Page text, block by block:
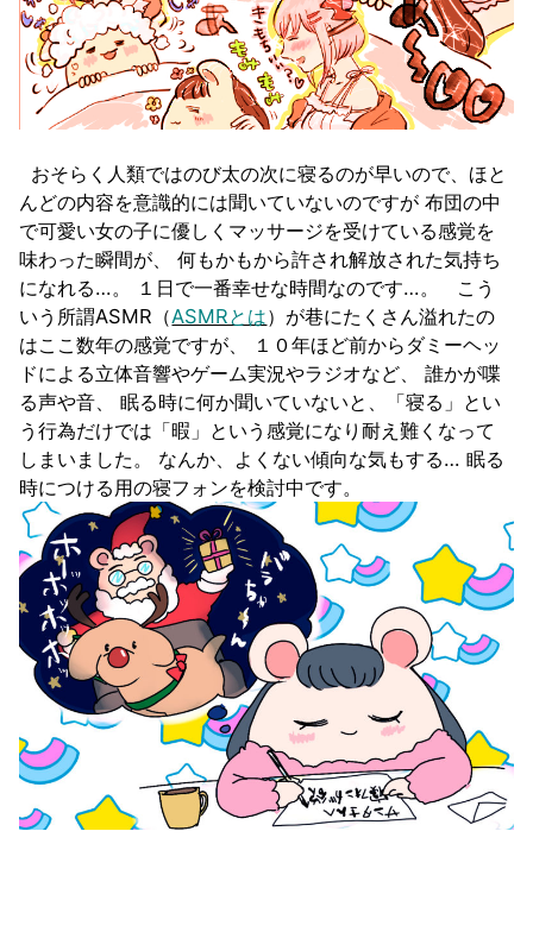
おそらく人類ではのび太の次に寝るのが早いので、ほと
んどの内容を意識的には聞いていないのですが 布団の中
で可愛い女の子に優しくマッサージを受けている感覚を
味わった瞬間が、 何もかもから許され解放された気持ち
になれる…。 １日で一番幸せな時間なのです…。 こう
いう所謂ASMR（ASMRとは）が巷にたくさん溢れたの
はここ数年の感覚ですが、 １０年ほど前からダミーヘッ
ドによる立体音響やゲーム実況やラジオなど、 誰かが喋
る声や音、 眠る時に何か聞いていないと、「寝る」とい
う行為だけでは「暇」という感覚になり耐え難くなって
しまいました。 なんか、よくない傾向な気もする… 眠る
時につける用の寝フォンを検討中です。